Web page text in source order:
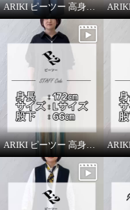
ARIKI ピーツー 高身長スタッフがはいてみました！
ARIKI ピーツー 高身長スタッフがはいてみました！